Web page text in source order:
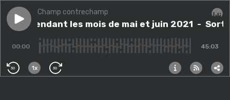
Play episodeSortis pendant les mois de mai et juin 2021
Champ contrechamp
pendant les mois de mai et juin 2021 -
00:00 45:03
30 1x 30